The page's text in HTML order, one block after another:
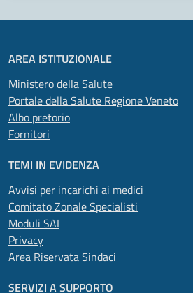
AREA ISTITUZIONALE
Ministero della Salute
Portale della Salute Regione Veneto
Albo pretorio
Fornitori
TEMI IN EVIDENZA
Avvisi per incarichi ai medici
Comitato Zonale Specialisti
Moduli SAI
Privacy
Area Riservata Sindaci
SERVIZI A SUPPORTO